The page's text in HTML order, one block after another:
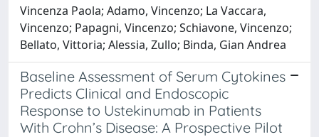
Vincenza Paola; Adamo, Vincenzo; La Vaccara,
Vincenzo; Papagni, Vincenzo; Schiavone, Vincenzo;
Bellato, Vittoria; Alessia, Zullo; Binda, Gian Andrea
Baseline Assessment of Serum Cytokines
Predicts Clinical and Endoscopic
Response to Ustekinumab in Patients
With Crohn’s Disease: A Prospective Pilot